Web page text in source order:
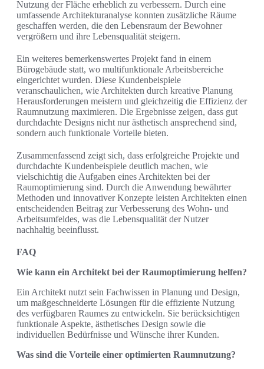
Nutzung der Fläche erheblich zu verbessern. Durch eine
umfassende Architekturanalyse konnten zusätzliche Räume
geschaffen werden, die den Lebensraum der Bewohner
vergrößern und ihre Lebensqualität steigern.
Ein weiteres bemerkenswertes Projekt fand in einem
Bürogebäude statt, wo multifunktionale Arbeitsbereiche
eingerichtet wurden. Diese Kundenbeispiele
veranschaulichen, wie Architekten durch kreative Planung
Herausforderungen meistern und gleichzeitig die Effizienz der
Raumnutzung maximieren. Die Ergebnisse zeigen, dass gut
durchdachte Designs nicht nur ästhetisch ansprechend sind,
sondern auch funktionale Vorteile bieten.
Zusammenfassend zeigt sich, dass erfolgreiche Projekte und
durchdachte Kundenbeispiele deutlich machen, wie
vielschichtig die Aufgaben eines Architekten bei der
Raumoptimierung sind. Durch die Anwendung bewährter
Methoden und innovativer Konzepte leisten Architekten einen
entscheidenden Beitrag zur Verbesserung des Wohn- und
Arbeitsumfeldes, was die Lebensqualität der Nutzer
nachhaltig beeinflusst.
FAQ
Wie kann ein Architekt bei der Raumoptimierung helfen?
Ein Architekt nutzt sein Fachwissen in Planung und Design,
um maßgeschneiderte Lösungen für die effiziente Nutzung
des verfügbaren Raumes zu entwickeln. Sie berücksichtigen
funktionale Aspekte, ästhetisches Design sowie die
individuellen Bedürfnisse und Wünsche ihrer Kunden.
Was sind die Vorteile einer optimierten Raumnutzung?